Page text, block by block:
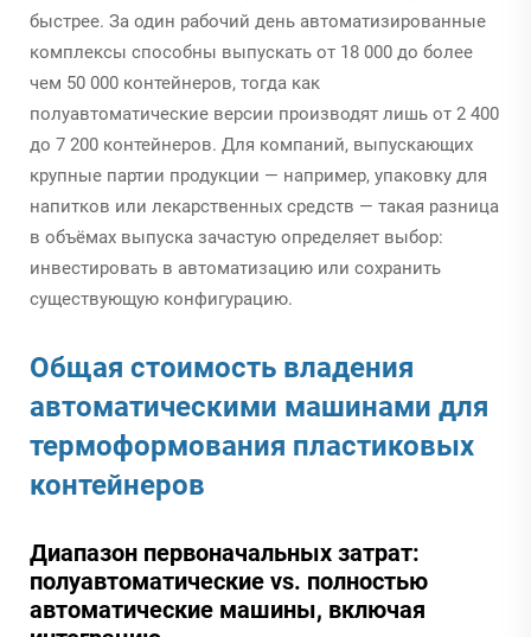
быстрее. За один рабочий день автоматизированные
комплексы способны выпускать от 18 000 до более
чем 50 000 контейнеров, тогда как
полуавтоматические версии производят лишь от 2 400
до 7 200 контейнеров. Для компаний, выпускающих
крупные партии продукции — например, упаковку для
напитков или лекарственных средств — такая разница
в объёмах выпуска зачастую определяет выбор:
инвестировать в автоматизацию или сохранить
существующую конфигурацию.
Общая стоимость владения
автоматическими машинами для
термоформования пластиковых
контейнеров
Диапазон первоначальных затрат:
полуавтоматические vs. полностью
автоматические машины, включая